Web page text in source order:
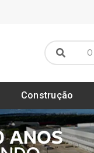
Construção